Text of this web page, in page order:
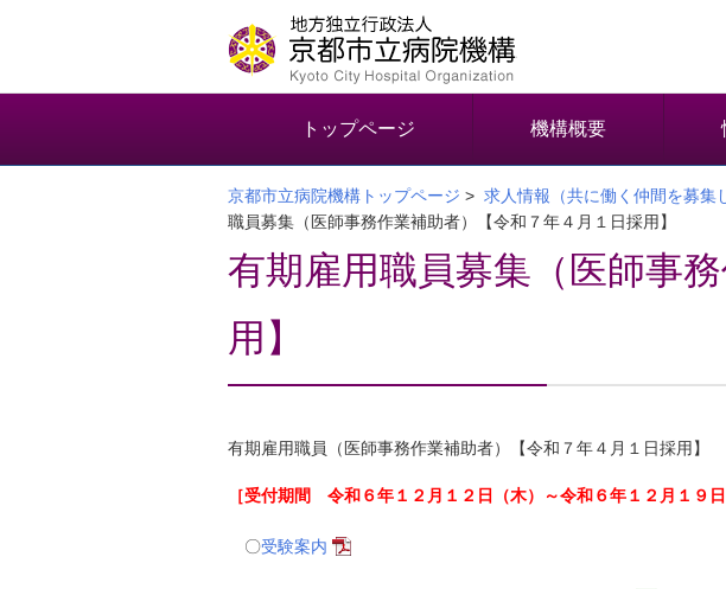
移
る
トップページ 機構概要
京都市立病院機構トップページ > 求人情報（共に働く仲間を募集
職員募集（医師事務作業補助者）【令和７年４月１日採用】
有期雇用職員募集（医師事
用】
有期雇用職員（医師事務作業補助者）【令和７年４月１日採用】
［受付期間 令和６年１２月１２日（木）～令和６年１２月１９日
〇受験案内